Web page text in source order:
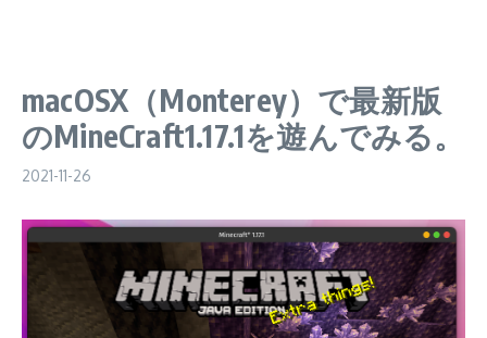
macOSX（Monterey）で最新版
のMineCraft1.17.1を遊んでみる。
2021-11-26